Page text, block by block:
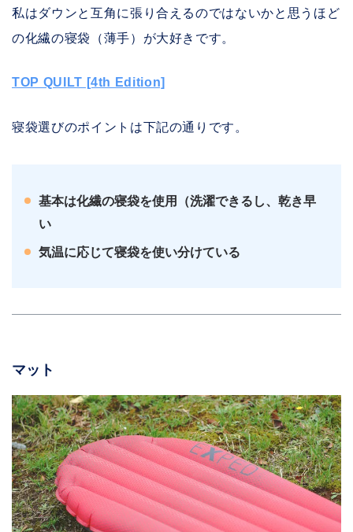
私はダウンと互角に張り合えるのではないかと思うほど
の化繊の寝袋（薄手）が大好きです。
TOP QUILT [4th Edition]
寝袋選びのポイントは下記の通りです。
基本は化繊の寝袋を使用（洗濯できるし、乾き早
い
気温に応じて寝袋を使い分けている
マット